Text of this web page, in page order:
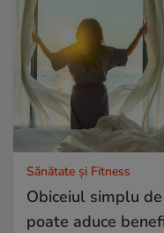
Sănătate și Fitness
Obiceiul simplu
poate aduce